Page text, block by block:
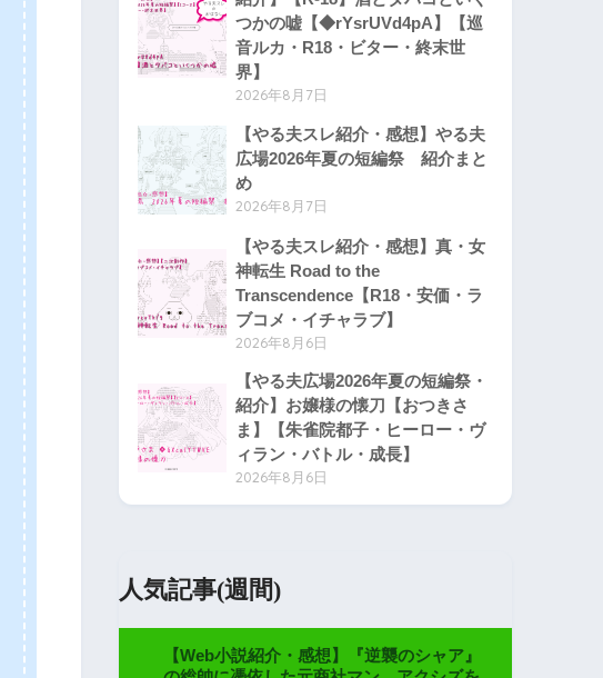
つかの嘘【◆rYsrUVd4pA】【巡
音ルカ・R18・ビター・終末世
界】
2026年8月7日
【やる夫スレ紹介・感想】やる夫
広場2026年夏の短編祭 紹介まと
め
2026年8月7日
【やる夫スレ紹介・感想】真・女
神転生 Road to the
Transcendence【R18・安価・ラ
ブコメ・イチャラブ】
2026年8月6日
【やる夫広場2026年夏の短編祭・
紹介】お嬢様の懐刀【おつきさ
ま】【朱雀院都子・ヒーロー・ヴ
ィラン・バトル・成長】
2026年8月6日
人気記事(週間)